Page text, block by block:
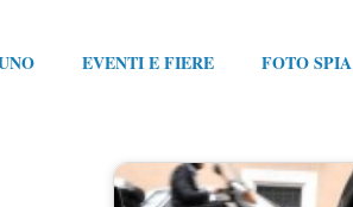
EVENTI E FIERE FOTO SPIA